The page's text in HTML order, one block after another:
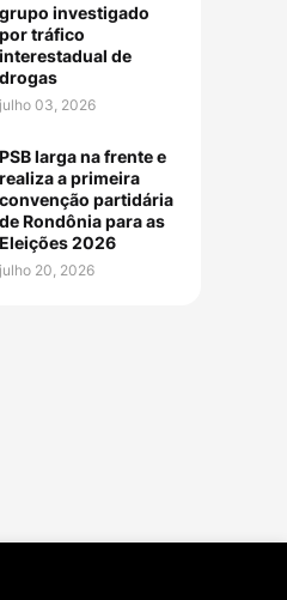
grupo investigado
por tráfico
interestadual de
drogas
julho 03, 2026
PSB larga na frente e
realiza a primeira
convenção partidária
de Rondônia para as
Eleições 2026
julho 20, 2026